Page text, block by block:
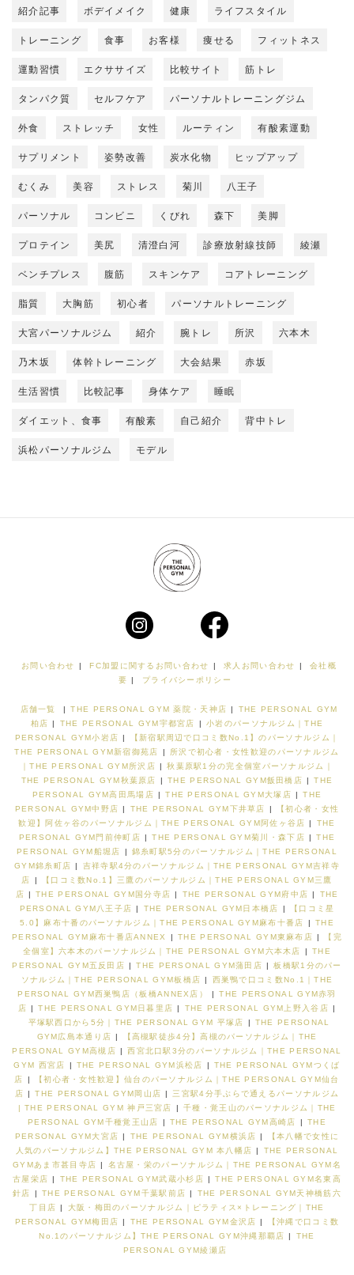
紹介記事 ボデイメイク 健康 ライフスタイル
トレーニング 食事 お客様 痩せる フィットネス
運動習慣 エクササイズ 比較サイト 筋トレ
タンパク質 セルフケア パーソナルトレーニングジム
外食 ストレッチ 女性 ルーティン 有酸素運動
サプリメント 姿勢改善 炭水化物 ヒップアップ
むくみ 美容 ストレス 菊川 八王子
パーソナル コンビニ くびれ 森下 美脚
プロテイン 美尻 清澄白河 診療放射線技師 綾瀬
ベンチプレス 腹筋 スキンケア コアトレーニング
脂質 大胸筋 初心者 パーソナルトレーニング
大宮パーソナルジム 紹介 腕トレ 所沢 六本木
乃木坂 体幹トレーニング 大会結果 赤坂
生活習慣 比較記事 身体ケア 睡眠
ダイエット、食事 有酸素 自己紹介 背中トレ
浜松パーソナルジム モデル
お問い合わせ | FC加盟に関するお問い合わせ | 求人お問い合わせ |
会社概
要 | プライバシーポリシー
店舗一覧 | THE PERSONAL GYM 薬院・天神店 |
THE PERSONAL GYM
柏店 | THE PERSONAL GYM宇都宮店 |
小岩のパーソナルジム｜THE
PERSONAL GYM小岩店 |
【新宿駅周辺で口コミ数No.1】のパーソナルジム｜
THE PERSONAL GYM新宿御苑店
|
所沢で初心者・女性歓迎のパーソナルジム
｜THE PERSONAL GYM所沢店 |
秋葉原駅1分の完全個室パーソナルジム｜
THE PERSONAL GYM秋葉原店
| THE PERSONAL GYM飯田橋店 |
THE
PERSONAL GYM高田馬場店 | THE PERSONAL GYM大塚店 |
THE
PERSONAL GYM中野店 | THE PERSONAL GYM下井草店 |
【初心者・女性
歓迎】阿佐ヶ谷のパーソナルジム｜THE PERSONAL GYM阿佐ヶ谷店 |
THE
PERSONAL GYM門前仲町店 | THE PERSONAL GYM菊川・森下店 |
THE
PERSONAL GYM船堀店
|
錦糸町駅5分のパーソナルジム｜THE PERSONAL
GYM錦糸町店 |
吉祥寺駅4分のパーソナルジム｜THE PERSONAL GYM吉祥寺
店
|
【口コミ数No.1】三鷹のパーソナルジム｜THE PERSONAL GYM三鷹
店 | THE PERSONAL GYM国分寺店 | THE PERSONAL GYM府中店 |
THE
PERSONAL GYM八王子店 | THE PERSONAL GYM日本橋店 |
【口コミ星
5.0】麻布十番のパーソナルジム｜THE PERSONAL GYM麻布十番店
|
THE
PERSONAL GYM麻布十番店ANNEX
| THE PERSONAL GYM東麻布店 |
【完
全個室】六本木のパーソナルジム｜THE PERSONAL GYM六本木店
|
THE
PERSONAL GYM五反田店 | THE PERSONAL GYM蒲田店 |
板橋駅1分のパー
ソナルジム｜THE PERSONAL GYM板橋店 |
西巣鴨で口コミ数No.1｜THE
PERSONAL GYM西巣鴨店（板橋ANNEX店）
|
THE PERSONAL GYM赤羽
店 | THE PERSONAL GYM日暮里店 | THE PERSONAL GYM上野入谷店 |
平塚駅西口から5分｜THE PERSONAL GYM 平塚店
|
THE PERSONAL
GYM広島本通り店 |
【高槻駅徒歩4分】高槻のパーソナルジム｜THE
PERSONAL GYM高槻店 |
西宮北口駅3分のパーソナルジム｜THE PERSONAL
GYM 西宮店
| THE PERSONAL GYM浜松店 |
THE PERSONAL GYMつくば
店
|
【初心者・女性歓迎】仙台のパーソナルジム｜THE PERSONAL GYM仙台
店 | THE PERSONAL GYM岡山店 |
三宮駅4分手ぶらで通えるパーソナルジム
| THE PERSONAL GYM 神戸三宮店
|
千種・覚王山のパーソナルジム｜THE
PERSONAL GYM千種覚王山店
| THE PERSONAL GYM高崎店 |
THE
PERSONAL GYM大宮店 | THE PERSONAL GYM横浜店 |
【本八幡で女性に
人気のパーソナルジム】THE PERSONAL GYM 本八幡店 |
THE PERSONAL
GYMあま市甚目寺店 |
名古屋・栄のパーソナルジム｜THE PERSONAL GYM名
古屋栄店 | THE PERSONAL GYM武蔵小杉店 |
THE PERSONAL GYM名東高
針店
| THE PERSONAL GYM千葉駅前店 |
THE PERSONAL GYM天神橋筋六
丁目店 |
大阪・梅田のパーソナルジム｜ピラティス×トレーニング｜THE
PERSONAL GYM梅田店 | THE PERSONAL GYM金沢店 |
【沖縄で口コミ数
No.1のパーソナルジム】THE PERSONAL GYM沖縄那覇店 |
THE
PERSONAL GYM綾瀬店